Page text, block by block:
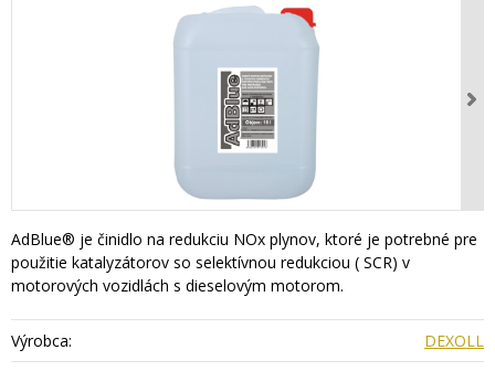
AdBlue® je činidlo na redukciu NOx plynov, ktoré je potrebné pre
použitie katalyzátorov so selektívnou redukciou ( SCR) v
motorových vozidlách s dieselovým motorom.
Výrobca:
DEXOLL